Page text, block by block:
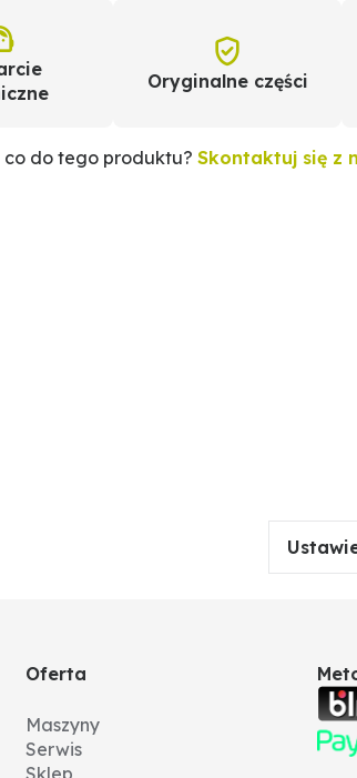
Oryginalne części
co do tego produktu? Skontaktuj się z
Oferta
Maszyny
Serwis
Sklep